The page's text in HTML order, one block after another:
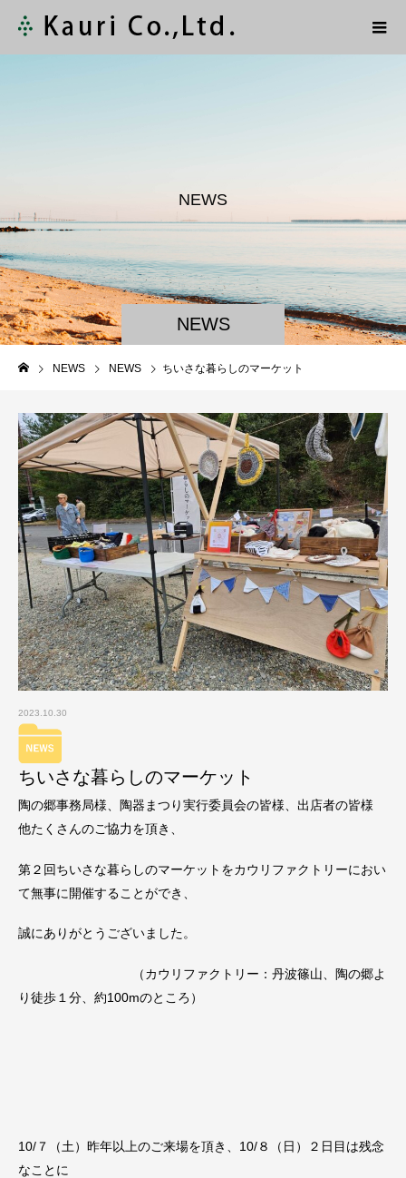
NEWS
NEWS
NEWS NEWS ちいさな暮らしのマーケット
2023.10.30
ちいさな暮らしのマーケット
陶の郷事務局様、陶器まつり実行委員会の皆様、出店者の皆様
他たくさんのご協力を頂き、
第２回ちいさな暮らしのマーケットをカウリファクトリーにおい
て無事に開催することができ、
誠にありがとうございました。
（カウリファクトリー：丹波篠山、陶の郷よ
り徒歩１分、約100mのところ）
10/７（土）昨年以上のご来場を頂き、10/８（日）２日目は残念
なことに